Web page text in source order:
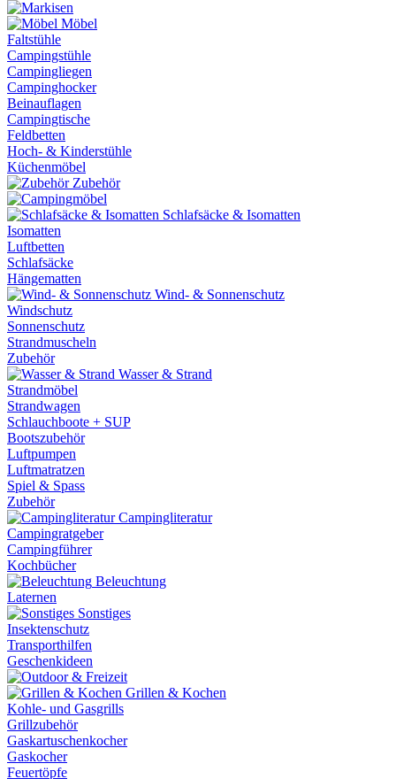
Möbel
Faltstühle
Campingstühle
Campingliegen
Campinghocker
Beinauflagen
Campingtische
Feldbetten
Hoch- & Kinderstühle
Küchenmöbel
Zubehör
Schlafsäcke & Isomatten
Isomatten
Luftbetten
Schlafsäcke
Hängematten
Wind- & Sonnenschutz
Windschutz
Sonnenschutz
Strandmuscheln
Zubehör
Wasser & Strand
Strandmöbel
Strandwagen
Schlauchboote + SUP
Bootszubehör
Luftpumpen
Luftmatratzen
Spiel & Spass
Zubehör
Campingliteratur
Campingratgeber
Campingführer
Kochbücher
Beleuchtung
Laternen
Sonstiges
Insektenschutz
Transporthilfen
Geschenkideen
Grillen & Kochen
Kohle- und Gasgrills
Grillzubehör
Gaskartuschenkocher
Gaskocher
Feuertöpfe